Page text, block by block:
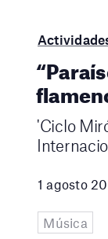
'Ciclo
1 agosto
Música